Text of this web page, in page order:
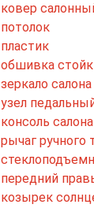
ковер
потолок
пластик
обшивка
зеркало салона
узел
консоль
рычаг ручного
передний
козырек